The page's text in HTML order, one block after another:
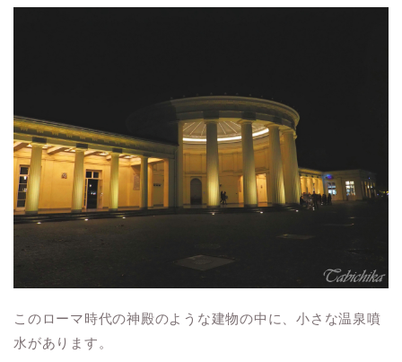
このローマ時代の神殿のような建物の中に、小さな温泉噴
水があります。